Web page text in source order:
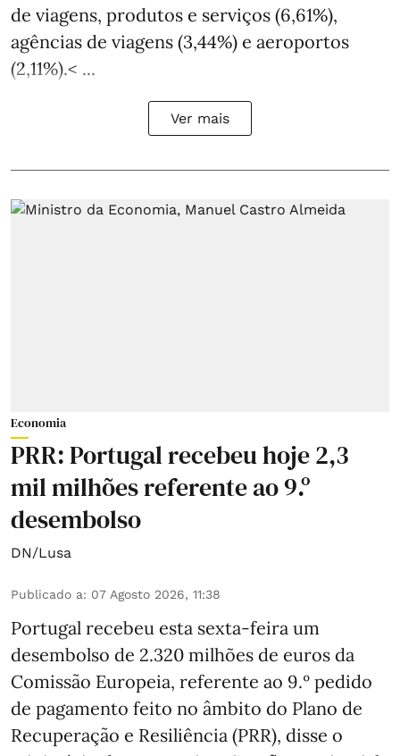
de viagens, produtos e serviços (6,61%),
agências de viagens (3,44%) e aeroportos
(2,11%).< ...
Ver mais
Economia
PRR: Portugal recebeu hoje 2,3
mil milhões referente ao 9.º
desembolso
DN/Lusa
Publicado a: 07 Agosto 2026, 11:38
Portugal recebeu esta sexta-feira um
desembolso de 2.320 milhões de euros da
Comissão Europeia, referente ao 9.º pedido
de pagamento feito no âmbito do Plano de
Recuperação e Resiliência (PRR), disse o